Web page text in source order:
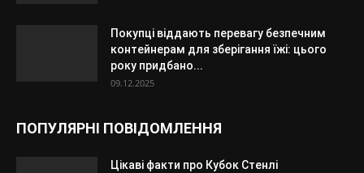
Покупці віддають перевагу безпечним
контейнерам для зберігання їжі: цього
року придбано...
09.12.2025
ПОПУЛЯРНІ ПОВІДОМЛЕННЯ
Цікаві факти про Кубок Стенлі